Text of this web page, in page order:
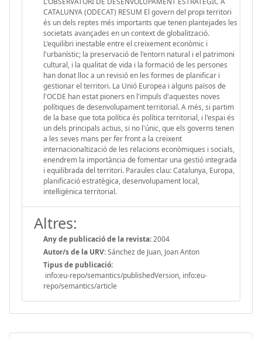
CATALUNYA (ODECAT) RESUM El govern del propi territori
és un dels reptes més importants que tenen plantejades les
societats avançades en un context de globalització.
L'equilibri inestable entre el creixement econòmic i
l'urbanístic; la preservació de l'entorn natural i el patrimoni
cultural, i la qualitat de vida i la formació de les persones
han donat lloc a un revisió en les formes de planificar i
gestionar el territori. La Unió Europea i alguns països de
l'OCDE han estat pioners en l'impuls d'aquestes noves
polítiques de desenvolupament territorial. A més, si partim
de la base que tota política és política territorial, i l'espai és
un dels principals actius, si no l'únic, que els governs tenen
a les seves mans per fer front a la creixent
internacionaltizació de les relacions econòmiques i socials,
enendrem la importància de fomentar una gestió integrada
i equilibrada del territori. Paraules clau: Catalunya, Europa,
planificació estratègica, desenvolupament local,
intel·ligènica territorial.
Altres:
Any de publicació de la revista:2004
Autor/s de la URV:Sánchez de Juan, Joan Anton
Tipus de publicació:
info:eu-repo/semantics/publishedVersion, info:eu-
repo/semantics/article